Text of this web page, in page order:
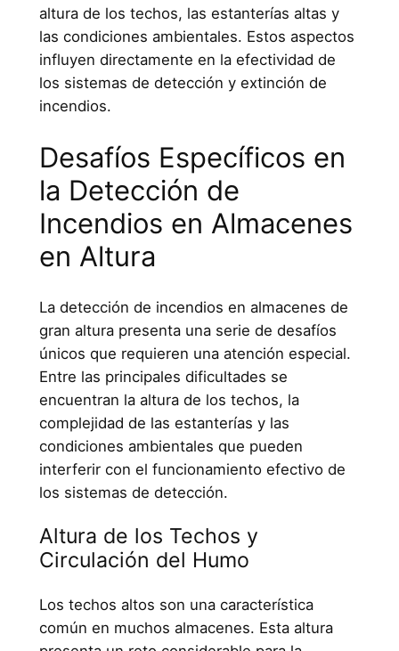
altura de los techos, las estanterías altas y
las condiciones ambientales. Estos aspectos
influyen directamente en la efectividad de
los sistemas de detección y extinción de
incendios.
Desafíos Específicos en
la Detección de
Incendios en Almacenes
en Altura
La detección de incendios en almacenes de
gran altura presenta una serie de desafíos
únicos que requieren una atención especial.
Entre las principales dificultades se
encuentran la altura de los techos, la
complejidad de las estanterías y las
condiciones ambientales que pueden
interferir con el funcionamiento efectivo de
los sistemas de detección.
Altura de los Techos y
Circulación del Humo
Los techos altos son una característica
común en muchos almacenes. Esta altura